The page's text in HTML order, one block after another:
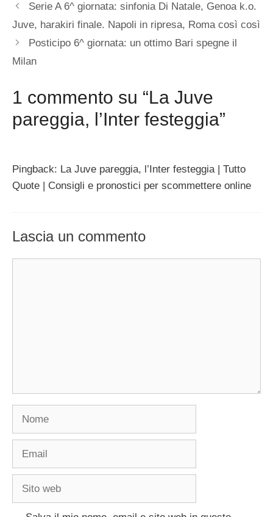
Serie A 6^ giornata: sinfonia Di Natale, Genoa k.o.
Juve, harakiri finale. Napoli in ripresa, Roma così così
Posticipo 6^ giornata: un ottimo Bari spegne il
Milan
1 commento su “La Juve
pareggia, l’Inter festeggia”
Pingback: La Juve pareggia, l’Inter festeggia | Tutto
Quote | Consigli e pronostici per scommettere online
Lascia un commento
Nome
Email
Sito